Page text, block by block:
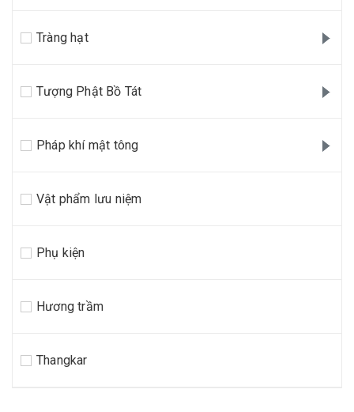
Tràng hạt
Tượng Phật Bồ Tát
Pháp khí mật tông
Vật phẩm lưu niệm
Phụ kiện
Hương trầm
Thangkar